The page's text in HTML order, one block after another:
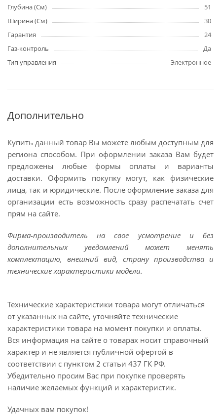
Глубина (См)
51
Ширина (См)
30
Гарантия
24
Газ-контроль
Да
Тип управления
Электронное
Дополнительно
Купить данный товар Вы можете любым доступным для
региона способом. При оформлении заказа Вам будет
предложены любые формы оплаты и варианты
доставки. Оформить покупку могут, как физические
лица, так и юридические. После оформление заказа для
организации есть возможность сразу распечатать счет
прям на сайте.
Фирма-производитель на свое усмотрение и без
дополнительных уведомлений может менять
комплектацию, внешний вид, страну производства и
технические характеристики модели.
Технические характеристики товара могут отличаться
от указанных на сайте, уточняйте технические
характеристики товара на момент покупки и оплаты.
Вся информация на сайте о товарах носит справочный
характер и не является публичной офертой в
соответствии с пунктом 2 статьи 437 ГК РФ.
Убедительно просим Вас при покупке проверять
наличие желаемых функций и характеристик.
Удачных вам покупок!